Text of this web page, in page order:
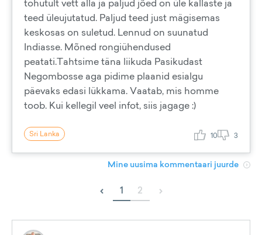
tohutult vett alla ja paljud jõed on üle kallaste ja
teed üleujutatud. Paljud teed just mägisemas
keskosas on suletud. Lennud on suunatud
Indiasse. Mõned rongiühendused
peatati.Tahtsime täna liikuda Pasikudast
Negombosse aga pidime plaanid esialgu
päevaks edasi lükkama. Vaatab, mis homme
toob. Kui kellegil veel infot, siis jagage :)
Sri Lanka 10 3
Mine uusima kommentaari juurde
‹ 1 2 ›